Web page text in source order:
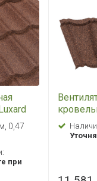
0,47
при
Luxard
пробка